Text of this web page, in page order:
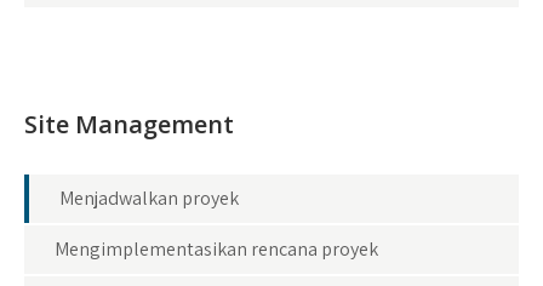
Site Management
Menjadwalkan proyek
Mengimplementasikan rencana proyek